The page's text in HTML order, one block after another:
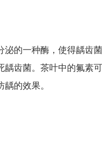
泌的一种酶，使得龋齿
龋齿菌。茶叶中的氟素
的效果。